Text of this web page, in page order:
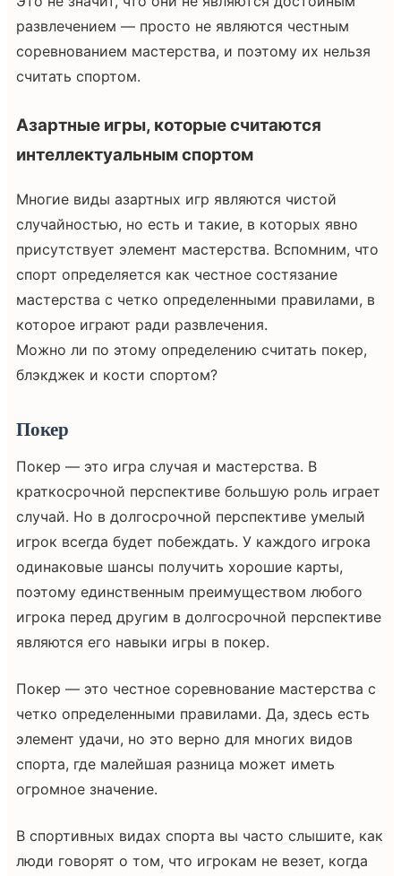
развлечением — просто не являются честным
соревнованием мастерства, и поэтому их нельзя
считать спортом.
Азартные игры, которые считаются
интеллектуальным спортом
Многие виды азартных игр являются чистой
случайностью, но есть и такие, в которых явно
присутствует элемент мастерства. Вспомним, что
спорт определяется как честное состязание
мастерства с четко определенными правилами, в
которое играют ради развлечения.
Можно ли по этому определению считать покер,
блэкджек и кости спортом?
Покер
Покер — это игра случая и мастерства. В
краткосрочной перспективе большую роль играет
случай. Но в долгосрочной перспективе умелый
игрок всегда будет побеждать. У каждого игрока
одинаковые шансы получить хорошие карты,
поэтому единственным преимуществом любого
игрока перед другим в долгосрочной перспективе
являются его навыки игры в покер.
Покер — это честное соревнование мастерства с
четко определенными правилами. Да, здесь есть
элемент удачи, но это верно для многих видов
спорта, где малейшая разница может иметь
огромное значение.
В спортивных видах спорта вы часто слышите, как
люди говорят о том, что игрокам не везет, когда